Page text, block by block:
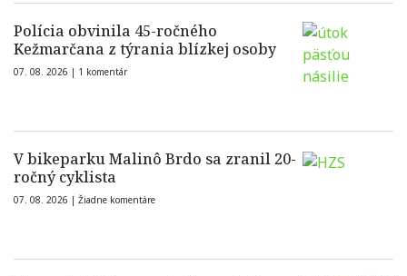
Polícia obvinila 45-ročného
Kežmarčana z týrania blízkej osoby
07. 08. 2026 | 1 komentár
V bikeparku Malinô Brdo sa zranil 20-
ročný cyklista
07. 08. 2026 | Žiadne komentáre